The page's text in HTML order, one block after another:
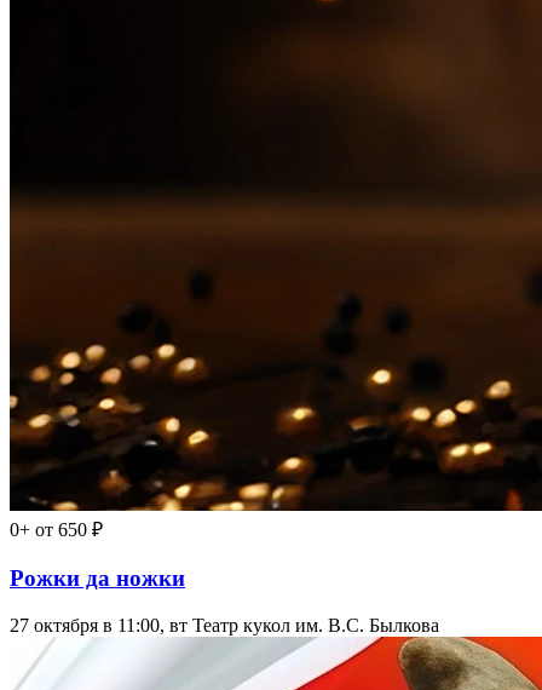
0+ от 650 ₽
Рожки да ножки
27 октября в 11:00, вт Театр кукол им. В.С. Былкова